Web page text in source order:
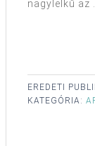
nagylelkű az
EREDETI
KATEGÓRIA: